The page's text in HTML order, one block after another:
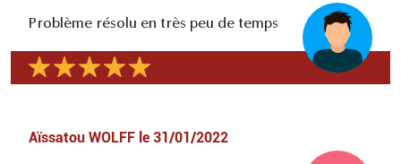
Problème résolu en très peu de temps
Aïssatou WOLFF le 31/01/2022